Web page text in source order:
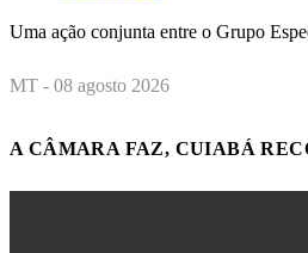
Uma ação conjunta entre o Grupo
MT - 08 agosto 2026
A CÂMARA FAZ, CUIABÁ